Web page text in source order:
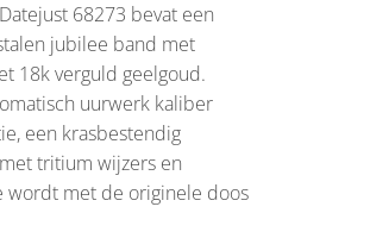
68273 bevat een
jubilee band met
18k verguld geelgoud.
uurwerk kaliber
een krasbestendig
tritium wijzers en
wordt met de originele doos